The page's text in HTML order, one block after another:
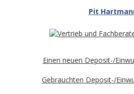
Pit
Einen neuen Deposit-/
Gebrauchten Deposit-/